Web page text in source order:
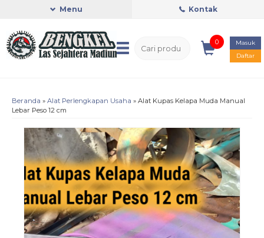
Menu Kontak
0
Masuk
Daftar
Beranda » Alat Perlengkapan Usaha » Alat Kupas Kelapa Muda Manual
Lebar Peso 12 cm